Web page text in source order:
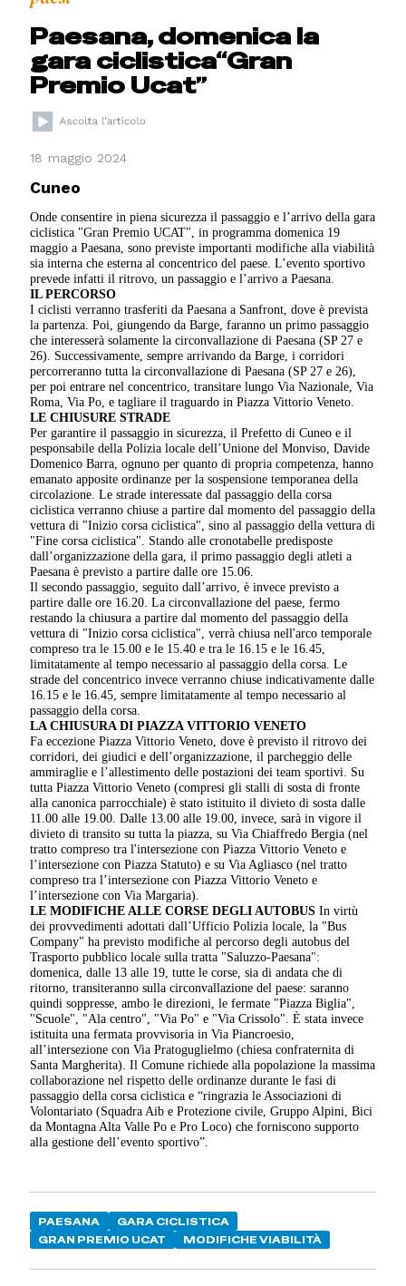
Paesana, domenica la
gara ciclistica“Gran
Premio Ucat”
18 maggio 2024
Cuneo
Onde consentire in piena sicurezza il passaggio e l’arrivo della gara
ciclistica "Gran Premio UCAT", in programma domenica 19
maggio a Paesana, sono previste importanti modifiche alla viabilità
sia interna che esterna al concentrico del paese. L’evento sportivo
prevede infatti il ritrovo, un passaggio e l’arrivo a Paesana.
IL PERCORSO
I ciclisti verranno trasferiti da Paesana a Sanfront, dove è prevista
la partenza. Poi, giungendo da Barge, faranno un primo passaggio
che interesserà solamente la circonvallazione di Paesana (SP 27 e
26). Successivamente, sempre arrivando da Barge, i corridori
percorreranno tutta la circonvallazione di Paesana (SP 27 e 26),
per poi entrare nel concentrico, transitare lungo Via Nazionale, Via
Roma, Via Po, e tagliare il traguardo in Piazza Vittorio Veneto.
LE CHIUSURE STRADE
Per garantire il passaggio in sicurezza, il Prefetto di Cuneo e il
pesponsabile della Polizia locale dell’Unione del Monviso, Davide
Domenico Barra, ognuno per quanto di propria competenza, hanno
emanato apposite ordinanze per la sospensione temporanea della
circolazione. Le strade interessate dal passaggio della corsa
ciclistica verranno chiuse a partire dal momento del passaggio della
vettura di "Inizio corsa ciclistica", sino al passaggio della vettura di
"Fine corsa ciclistica". Stando alle cronotabelle predisposte
dall’organizzazione della gara, il primo passaggio degli atleti a
Paesana è previsto a partire dalle ore 15.06.
Il secondo passaggio, seguito dall’arrivo, è invece previsto a
partire dalle ore 16.20. La circonvallazione del paese, fermo
restando la chiusura a partire dal momento del passaggio della
vettura di "Inizio corsa ciclistica", verrà chiusa nell'arco temporale
compreso tra le 15.00 e le 15.40 e tra le 16.15 e le 16.45,
limitatamente al tempo necessario al passaggio della corsa. Le
strade del concentrico invece verranno chiuse indicativamente dalle
16.15 e le 16.45, sempre limitatamente al tempo necessario al
passaggio della corsa.
LA CHIUSURA DI PIAZZA VITTORIO VENETO
Fa eccezione Piazza Vittorio Veneto, dove è previsto il ritrovo dei
corridori, dei giudici e dell’organizzazione, il parcheggio delle
ammiraglie e l’allestimento delle postazioni dei team sportivi. Su
tutta Piazza Vittorio Veneto (compresi gli stalli di sosta di fronte
alla canonica parrocchiale) è stato istituito il divieto di sosta dalle
11.00 alle 19.00. Dalle 13.00 alle 19.00, invece, sarà in vigore il
divieto di transito su tutta la piazza, su Via Chiaffredo Bergia (nel
tratto compreso tra l'intersezione con Piazza Vittorio Veneto e
l’intersezione con Piazza Statuto) e su Via Agliasco (nel tratto
compreso tra l’intersezione con Piazza Vittorio Veneto e
l’intersezione con Via Margaria).
LE MODIFICHE ALLE CORSE DEGLI AUTOBUS In virtù
dei provvedimenti adottati dall’Ufficio Polizia locale, la "Bus
Company" ha previsto modifiche al percorso degli autobus del
Trasporto pubblico locale sulla tratta "Saluzzo-Paesana":
domenica, dalle 13 alle 19, tutte le corse, sia di andata che di
ritorno, transiteranno sulla circonvallazione del paese: saranno
quindi soppresse, ambo le direzioni, le fermate "Piazza Biglia",
"Scuole", "Ala centro", "Via Po" e "Via Crissolo". È stata invece
istituita una fermata provvisoria in Via Piancroesio,
all’intersezione con Via Pratoguglielmo (chiesa confraternita di
Santa Margherita). Il Comune richiede alla popolazione la massima
collaborazione nel rispetto delle ordinanze durante le fasi di
passaggio della corsa ciclistica e “ringrazia le Associazioni di
Volontariato (Squadra Aib e Protezione civile, Gruppo Alpini, Bici
da Montagna Alta Valle Po e Pro Loco) che forniscono supporto
alla gestione dell’evento sportivo”.
PAESANA
GARA CICLISTICA
GRAN PREMIO UCAT
MODIFICHE VIABILITÀ